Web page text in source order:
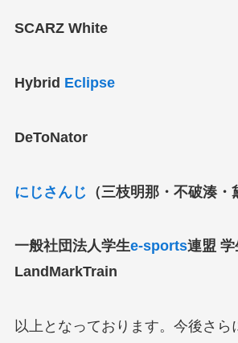
SCARZ White
Hybrid Eclipse
DeToNator
にじさんじ （三枝明那・不破湊・
一般社団法人学生e-sports連盟 学
LandMarkTrain
以上となっております。今後さら